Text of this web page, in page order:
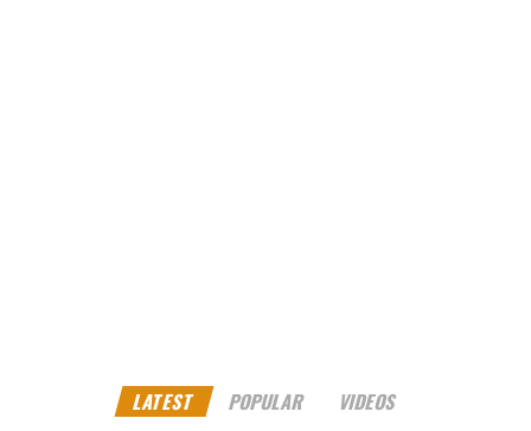
MES Dono
LATEST POPULAR VIDEOS